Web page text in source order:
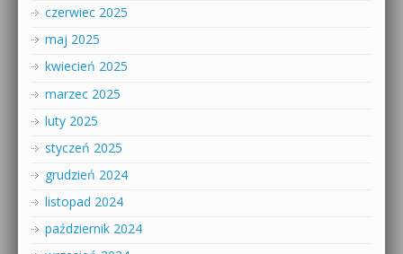
czerwiec 2025
maj 2025
kwiecień 2025
marzec 2025
luty 2025
styczeń 2025
grudzień 2024
listopad 2024
październik 2024